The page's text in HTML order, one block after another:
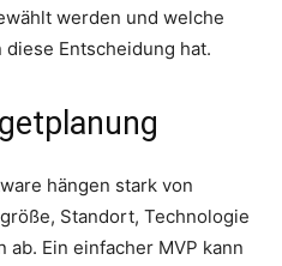
werden und welche
Entscheidung hat.
hängen stark von
Standort, Technologie
Ein einfacher MVP kann